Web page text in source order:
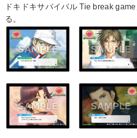
ドキドキサバイバル Tie break
る。